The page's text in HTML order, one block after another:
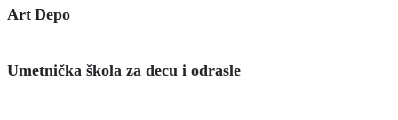
Art Depo
Umetnička škola za decu i odrasle